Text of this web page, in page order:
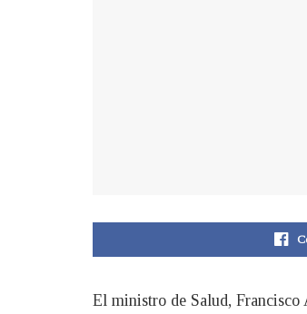
El ministro de Salud,